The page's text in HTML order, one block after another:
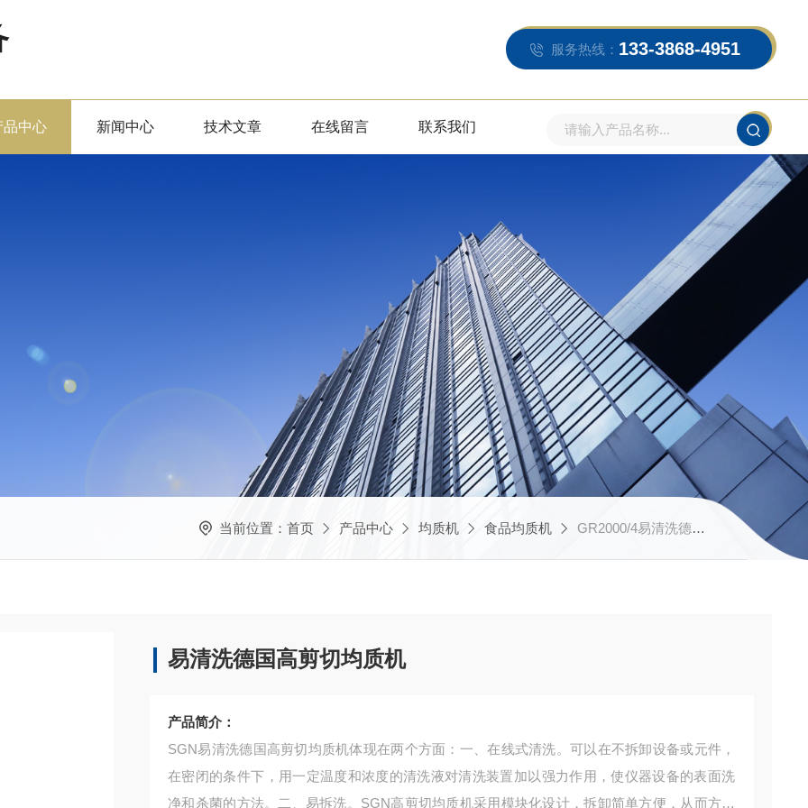
服务热线： 133-3868-4951
品中心 新闻中心 技术文章 在线留言 联系我们
当前位置： 首页 产品中心 均质机 食品均质机 GR2000/4易清洗德国高剪切均质机
易清洗德国高剪切均质机
产品简介：
SGN易清洗德国高剪切均质机体现在两个方面：一、在线式清洗。可以在不拆卸设备或元件，
在密闭的条件下，用一定温度和浓度的清洗液对清洗装置加以强力作用，使仪器设备的表面洗
净和杀菌的方法。二、易拆洗。SGN高剪切均质机采用模块化设计，拆卸简单方便，从而方便